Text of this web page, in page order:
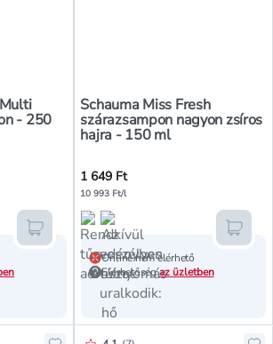
- 250
Kosárba teszem
Schauma Miss Fresh
szárazsampon nagyon zsíros
hajra - 150 ml
1 649 Ft
10 993 Ft/l
Online nem elérhető
Elérhetőségaz üzletben